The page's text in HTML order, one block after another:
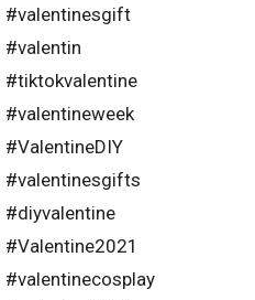
#valentinesgift
#valentin
#tiktokvalentine
#valentineweek
#ValentineDIY
#valentinesgifts
#diyvalentine
#Valentine2021
#valentinecosplay